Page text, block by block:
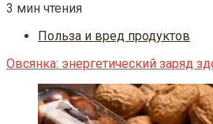
3 мин чтения
Польза и вред продуктов
Овсянка: энергетический заряд